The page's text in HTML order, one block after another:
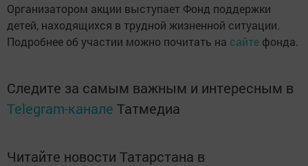
Организатором акции выступает Фонд поддержки
детей, находящихся в трудной жизненной ситуации.
Подробнее об участии можно почитать на сайте фонда.
Следите за самым важным и интересным в
Telegram-канале Татмедиа
Читайте новости Татарстана в